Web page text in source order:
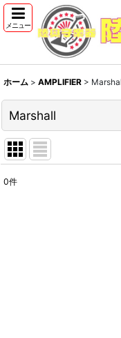
メニュー
ホーム > AMPLIFIER >
Marshall
0件